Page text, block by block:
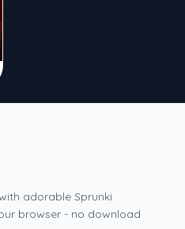
adorable Sprunki
browser - no download